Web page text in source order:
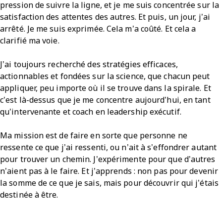
pression de suivre la ligne, et je me suis concentrée sur la
satisfaction des attentes des autres. Et puis, un jour, j’ai
arrêté. Je me suis exprimée. Cela m’a coûté. Et cela a
clarifié ma voie.
J’ai toujours recherché des stratégies efficaces,
actionnables et fondées sur la science, que chacun peut
appliquer, peu importe où il se trouve dans la spirale. Et
c’est là-dessus que je me concentre aujourd’hui, en tant
qu’intervenante et coach en leadership exécutif.
Ma mission est de faire en sorte que personne ne
ressente ce que j’ai ressenti, ou n’ait à s’effondrer autant
pour trouver un chemin. J’expérimente pour que d’autres
n’aient pas à le faire. Et j’apprends : non pas pour devenir
la somme de ce que je sais, mais pour découvrir qui j’étais
destinée à être.